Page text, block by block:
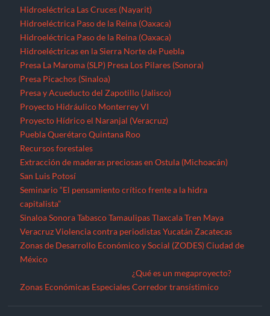
Extracción de maderas preciosas en Ostula (Michoacán)
San Luis Potosí
Seminario “El pensamiento crítico frente a la hidra
capitalista”
Sinaloa SonoraTabasco Tamaulipas TlaxcalaTren Maya
VeracruzViolencia contra periodistas
Zonas de Desarrollo Económico y Social (ZODES) Ciudad de
México
Zonas Económicas Especiales
¿Qué es un megaproyecto?
Corredor transístimico
Funciona gracias a WordPress
Freesia.